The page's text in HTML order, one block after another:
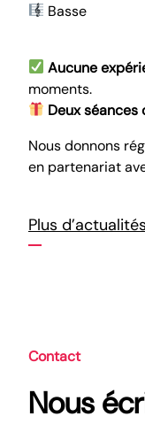
Basse
Aucune
moments.
Deux séances
Nous donnons
en partenariat
Plus d’actualités
Contact
Nous